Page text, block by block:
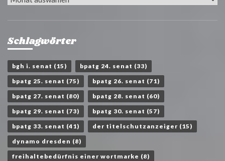
Schlagwörter
bgh i. senat (15) bpatg 24. senat (33)
bpatg 25. senat (75) bpatg 26. senat (71)
bpatg 27. senat (80) bpatg 28. senat (60)
bpatg 29. senat (73) bpatg 30. senat (57)
bpatg 33. senat (41) der titelschutzanzeiger (15)
dynamo dresden (8)
freihaltebedürfnis einer wortmarke (8)